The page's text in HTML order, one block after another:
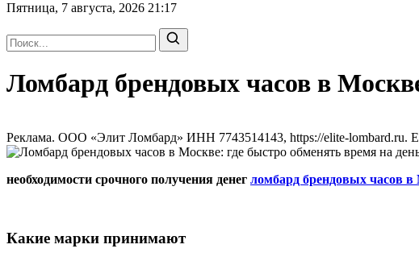
Пятница, 7 августа, 2026 21:17
Ломбард брендовых часов в
Реклама. ООО «Элит Ломбард» ИНН 7743514143, https://elite-lombard.ru.
необходимости срочного получения денег ломбард брендовых часов в
Какие марки принимают